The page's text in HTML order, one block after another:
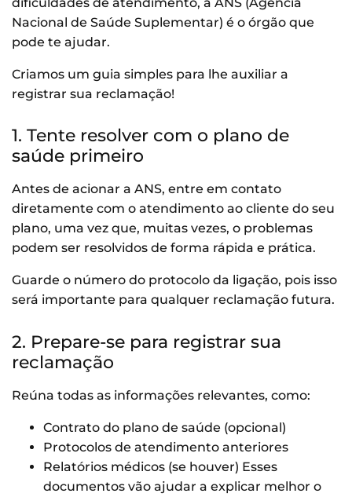
Nacional de Saúde Suplementar) é o órgão que
pode te ajudar.
Criamos um guia simples para lhe auxiliar a
registrar sua reclamação!
1. Tente resolver com o plano de
saúde primeiro
Antes de acionar a ANS, entre em contato
diretamente com o atendimento ao cliente do seu
plano, uma vez que, muitas vezes, o problemas
podem ser resolvidos de forma rápida e prática.
Guarde o número do protocolo da ligação, pois isso
será importante para qualquer reclamação futura.
2. Prepare-se para registrar sua
reclamação
Reúna todas as informações relevantes, como:
Contrato do plano de saúde (opcional)
Protocolos de atendimento anteriores
Relatórios médicos (se houver) Esses
documentos vão ajudar a explicar melhor o